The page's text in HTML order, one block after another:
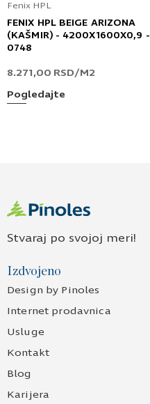
Fenix HPL
FENIX HPL BEIGE ARIZONA
(KAŠMIR) - 4200X1600X0,9 -
0748
8.271,00 RSD/M2
Pogledajte
Stvaraj po svojoj meri!
Izdvojeno
Design by Pinoles
Internet prodavnica
Usluge
Kontakt
Blog
Karijera